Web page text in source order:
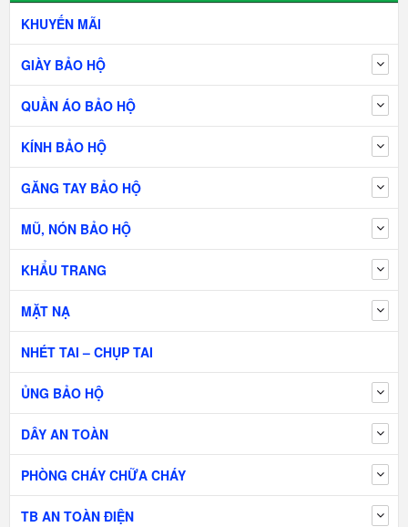
KHUYẾN MÃI
GIÀY BẢO HỘ
QUẦN ÁO BẢO HỘ
KÍNH BẢO HỘ
GĂNG TAY BẢO HỘ
MŨ, NÓN BẢO HỘ
KHẨU TRANG
MẶT NẠ
NHÉT TAI – CHỤP TAI
ỦNG BẢO HỘ
DÂY AN TOÀN
PHÒNG CHÁY CHỮA CHÁY
TB AN TOÀN ĐIỆN